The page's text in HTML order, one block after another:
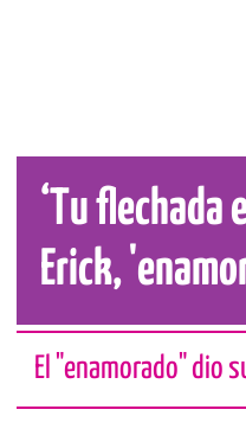
‘Tu flechada
Erick,
El "enamorado" dio